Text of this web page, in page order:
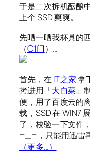
于是二次拆机酝酿
上个 SSD 爽爽。
先晒一晒我杯具的
（C1门）…
首先，在 IT之家拿
拷进用「大白菜 」
便，用了百度云的
载，SSD 在 WIN7
了，校验一下文件
=_=，只能用迅雷
（更多…）